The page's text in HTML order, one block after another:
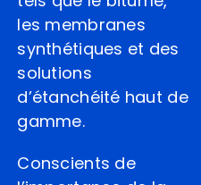
les membranes
synthétiques et des
solutions
d’étanchéité haut de
gamme.
Conscients de